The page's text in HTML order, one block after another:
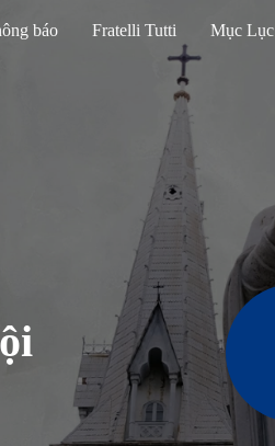
báo Fratelli Tutti Mục Lục